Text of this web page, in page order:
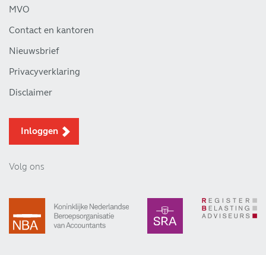
MVO
Contact en kantoren
Nieuwsbrief
Privacyverklaring
Disclaimer
Inloggen
Volg ons